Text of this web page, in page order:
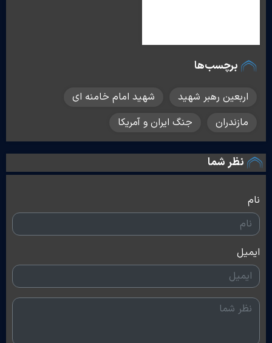
برچسب‌ها
اربعین رهبر شهید
شهید امام خامنه ای
مازندران
جنگ ایران و آمریکا
نظر شما
نام
ایمیل